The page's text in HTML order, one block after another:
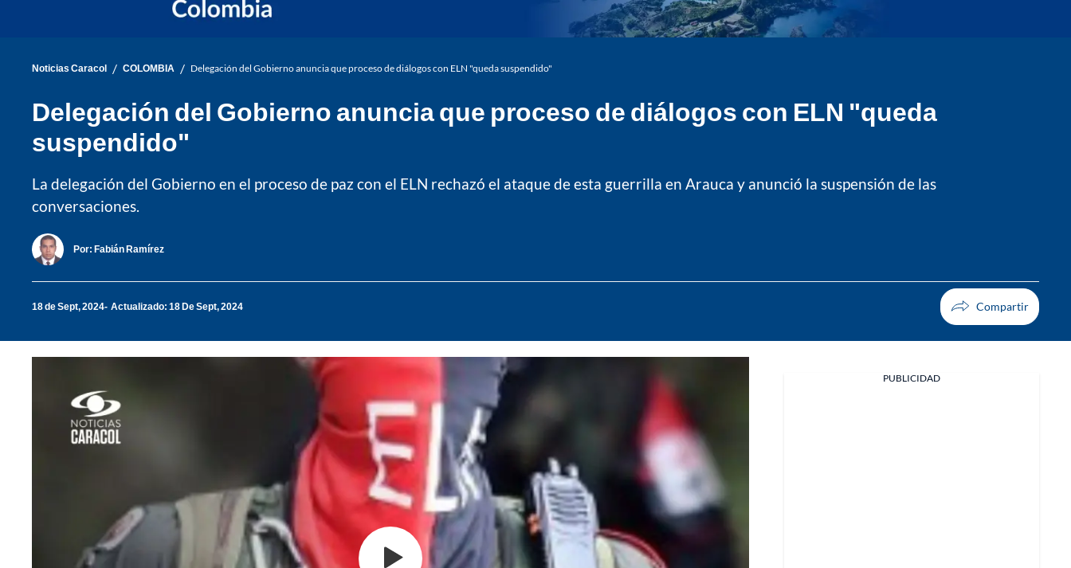
Noticias Caracol / COLOMBIA / Delegación del Gobierno anuncia que proceso de diálogos con ELN "queda suspendido"
Delegación del Gobierno anuncia que proceso de diálogos con ELN "queda
suspendido"
La delegación del Gobierno en el proceso de paz con el ELN rechazó el ataque de esta guerrilla en Arauca y anunció la suspensión de las
conversaciones.
Por: Fabián Ramírez
18 de Sept, 2024 Actualizado: 18 De Sept, 2024
PUBLICIDAD